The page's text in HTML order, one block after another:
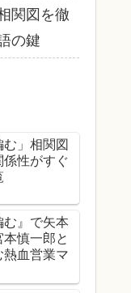
関図を徹
の鍵
む」相関図
係性がすぐ
む』で矢本
慎一郎と
熱血営業マ